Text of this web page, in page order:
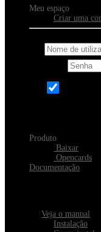
Meu espaço
Criar uma
Produto
Baixar
Opencards
Documentação
Tudo o que você
Veja o manual
Instalação